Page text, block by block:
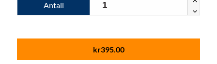
Antall
kr395.00